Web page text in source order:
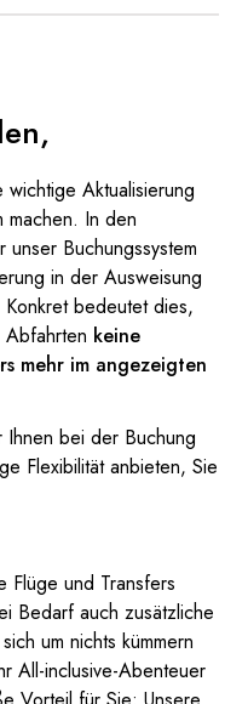
Aktualisierung
machen. In den
Buchungssystem
in der Ausweisung
bedeutet dies,
keine
mehr im angezeigten
Ihnen bei der Buchung
Flexibilität anbieten, Sie
Flüge und Transfers
Bedarf auch zusätzliche
um nichts kümmern
All-inclusive-Abenteuer